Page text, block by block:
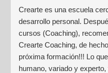
Crearte es una escuela
desarrollo personal.
cursos (Coaching),
Crearte Coaching, de
próxima formación!!! Lo
humano, variado y